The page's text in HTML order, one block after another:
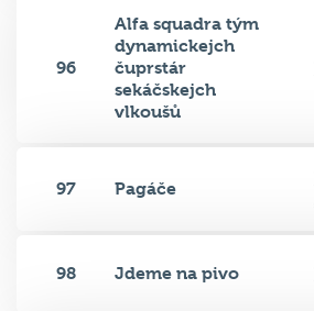
96
Alfa squadra tým
dynamickejch
čuprstár
sekáčskejch
vlkoušů
97 Pagáče
98 Jdeme na pivo